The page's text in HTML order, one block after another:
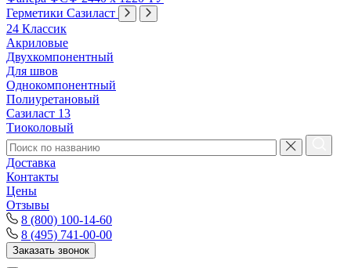
Герметики Сазиласт
24 Классик
Акриловые
Двухкомпонентный
Для швов
Однокомпонентный
Полиуретановый
Сазиласт 13
Тиоколовый
Доставка
Контакты
Цены
Отзывы
8 (800) 100-14-60
8 (495) 741-00-00
Заказать звонок